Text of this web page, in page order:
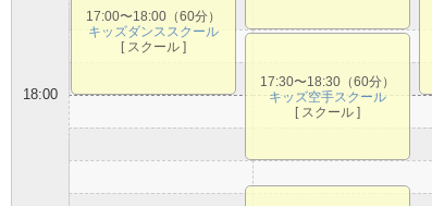
18:00
17:00〜18:00（60分）
キッズダンススクール
[ スクール ]
17:30〜18:30（60分）
キッズ空手スクール
[ スクール ]